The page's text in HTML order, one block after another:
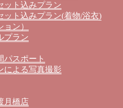
ット込みプラン
ット込みプラン(着物/浴衣)
ン）
プラン
パスポート
による写真撮影
月橋店